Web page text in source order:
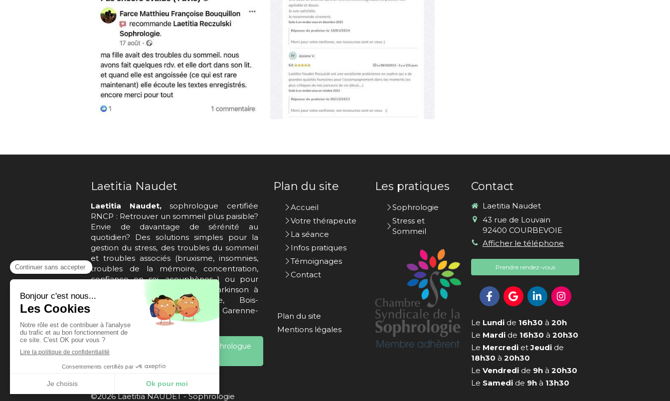
Laetitia Naudet
Laetitia Naudet,sophrologue certifiée
RNCP : Retrouver un sommeil plus paisible?
Envie de davantage de sérénité au
quotidien? Des solutions simples pour la
gestion du stress, des troubles du sommeil
et troubles associés (bruxisme, insomnies,
troubles de la mémoire, concentration,
confiance en soi, acouphènes...) ou pour
accompagner la maladie de Parkinson à
Courbevoie, Asnières-Sur-Seine, Bois-
Colombes, Colombes, La Garenne-
Colombes
cgv_laetitia_naudet_reczulski_sophrologue
©2026 Laetitia NAUDET - Sophrologie
Plan du site
Accueil
Votre thérapeute
La séance
Infos pratiques
Témoignages
Contact
Plan du site
Mentions légales
Les pratiques
Sophrologie
Stress et
Sommeil
Contact
Laetitia Naudet
43 rue de Louvain
92400 COURBEVOIE
Afficher le téléphone
Prendre rendez-vous
Le Lundi de 16h30 à 20h
Le Mardi de 16h30 à 20h30
Le Mercredi etJeudi de
18h30 à 20h30
Le Vendredi de 9h à 20h30
Le Samedi de 9h à 13h30